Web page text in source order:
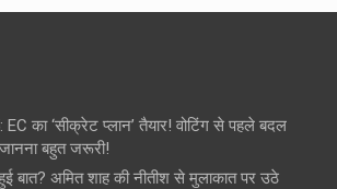
का ‘सीक्रेट प्लान’ तैयार! वोटिंग से पहले बदल
बहुत जरूरी!
बात? अमित शाह की नीतीश से मुलाकात पर उठे